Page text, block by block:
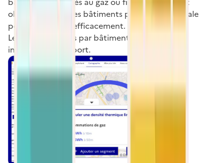
obtenez la liste des bâtiments par adresse postale
pour prospecter efficacement.
Le nombre de lots par bâtiment est également
indiqué dans l’export.